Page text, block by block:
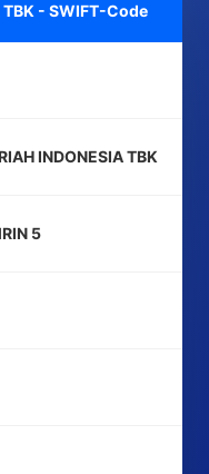
TBK - SWIFT-Code
INDONESIA TBK
5